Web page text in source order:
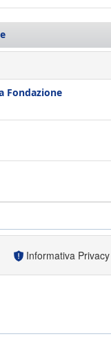
Fondazione
Informativa Privacy